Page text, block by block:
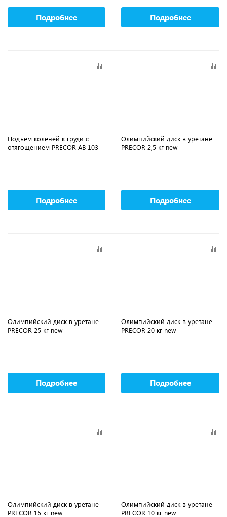
Подробнее Подробнее
Подъем коленей к груди с
отягощением PRECOR AB 103
Подробнее
Олимпийский диск в уретане
PRECOR 2,5 кг new
Подробнее
Олимпийский диск в уретане
PRECOR 25 кг new
Подробнее
Олимпийский диск в уретане
PRECOR 20 кг new
Подробнее
Олимпийский диск в уретане
PRECOR 15 кг new
Олимпийский диск в уретане
PRECOR 10 кг new